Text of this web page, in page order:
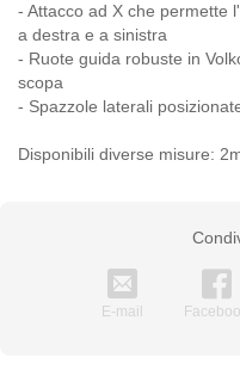
- Attacco ad X che permette
a destra e a sinistra
- Ruote guida robuste in
scopa
- Spazzole laterali
Disponibili diverse misure:
E-mail